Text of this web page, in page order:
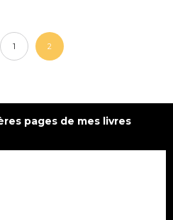
1 2
pages de mes livres